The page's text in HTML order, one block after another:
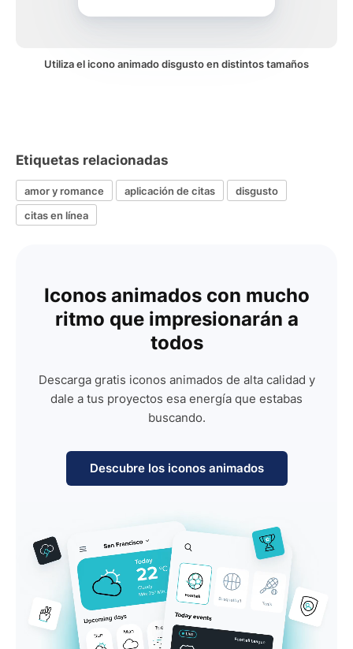
Utiliza el icono animado disgusto en distintos tamaños
Etiquetas relacionadas
amor y romance aplicación de citas
disgusto
citas en línea
Iconos animados con mucho
ritmo que impresionarán a
todos
Descarga gratis iconos animados de alta calidad y
dale a tus proyectos esa energía que estabas
buscando.
Descubre los iconos animados